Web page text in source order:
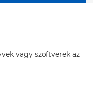
vagy szoftverek az